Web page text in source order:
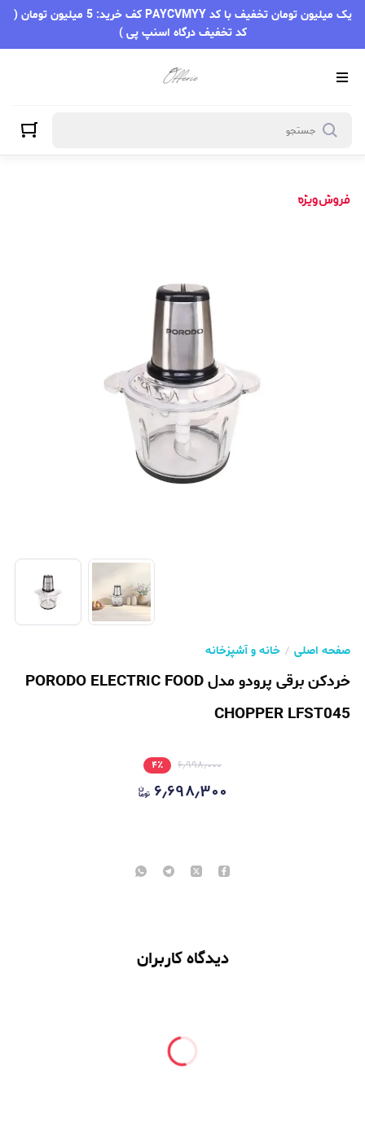
یک میلیون تومان تخفیف با کد PAYCVMYY کف خرید: 5 میلیون تومان (
کد تخفیف درگاه اسنپ پی )
صفحه اصلی خانه و آشپزخانه
خردکن برقی پرودو مدل PORODO ELECTRIC FOOD
CHOPPER LFST045
۶٫۹۹۸٫۰۰۰ ۴٪
۶٫۶۹۸٫۳۰۰
دیدگاه کاربران